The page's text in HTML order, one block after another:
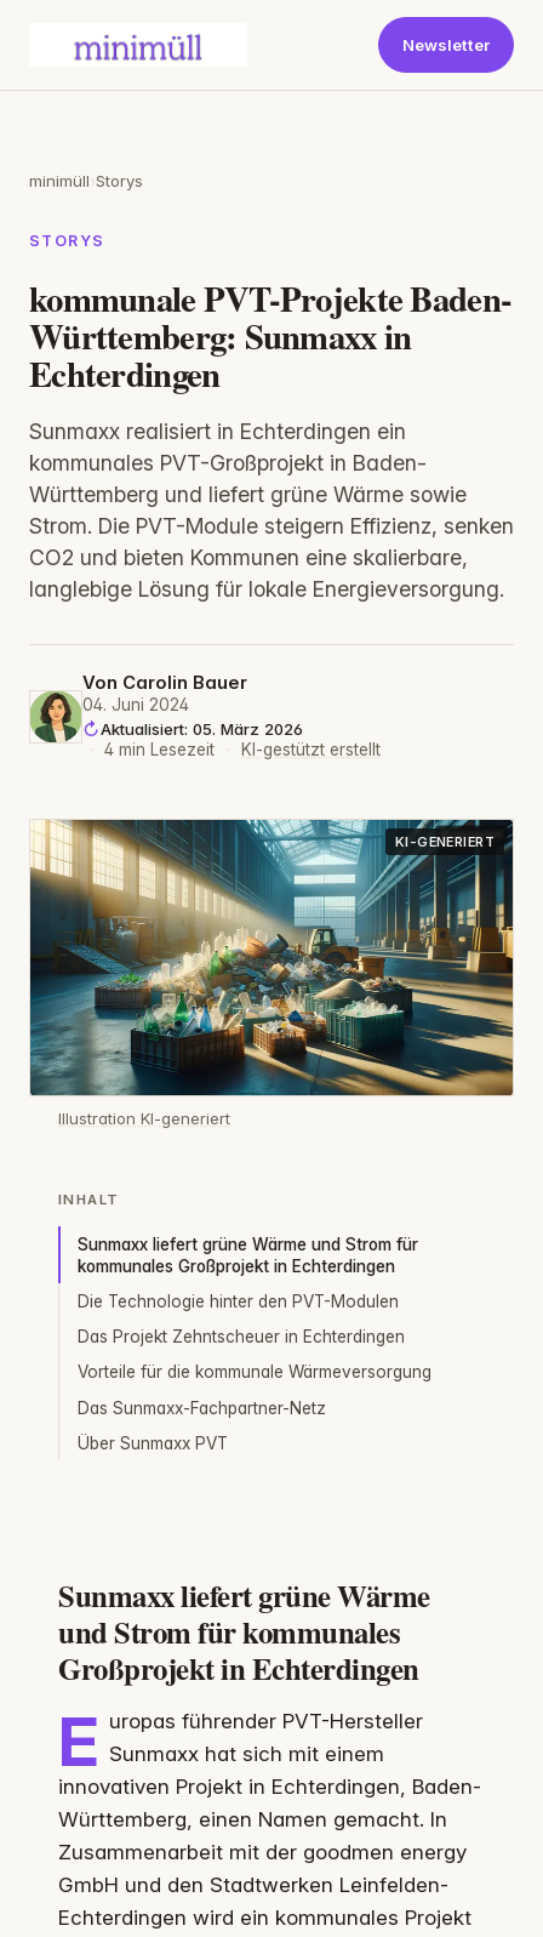
Newsletter
minimüll›Storys
STORYS
kommunale PVT-Projekte Baden-
Württemberg: Sunmaxx in
Echterdingen
Sunmaxx realisiert in Echterdingen ein
kommunales PVT-Großprojekt in Baden-
Württemberg und liefert grüne Wärme sowie
Strom. Die PVT-Module steigern Effizienz, senken
CO2 und bieten Kommunen eine skalierbare,
langlebige Lösung für lokale Energieversorgung.
Von Carolin Bauer
04. Juni 2024
Aktualisiert: 05. März 2026
·
4 min Lesezeit · KI-gestützt erstellt
KI-GENERIERT
Illustration KI-generiert
INHALT
Sunmaxx liefert grüne Wärme und Strom für
kommunales Großprojekt in Echterdingen
Die Technologie hinter den PVT-Modulen
Das Projekt Zehntscheuer in Echterdingen
Vorteile für die kommunale Wärmeversorgung
Das Sunmaxx-Fachpartner-Netz
Über Sunmaxx PVT
Sunmaxx liefert grüne Wärme
und Strom für kommunales
Großprojekt in Echterdingen
E uropas führender PVT-Hersteller
Sunmaxx hat sich mit einem
innovativen Projekt in Echterdingen, Baden-
Württemberg, einen Namen gemacht. In
Zusammenarbeit mit der goodmen energy
GmbH und den Stadtwerken Leinfelden-
Echterdingen wird ein kommunales Projekt